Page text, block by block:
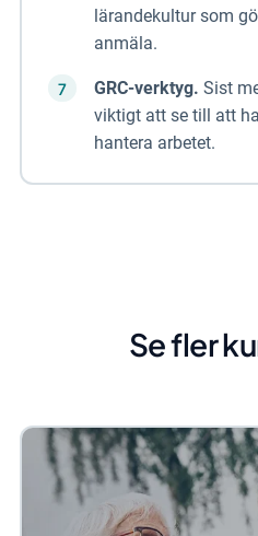
lärandekultur som
anmäla.
GRC-verktyg. Sist
viktigt att se till att
hantera arbetet.
Se fler